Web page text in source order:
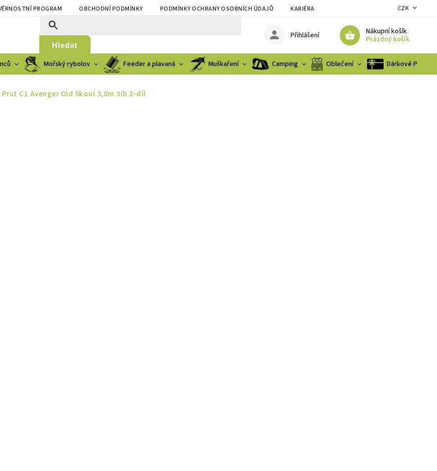
PROGRAM OBCHODNÍ PODMÍNKY PODMÍNKY OCHRANY OSOBNÍCH ÚDAJŮ KARIÉRA CZK
Hledat
Nákupní košík
Prázdný košík
Přihlášení
Mořský rybolov Feeder a plavaná Muškaření Camping Oblečení Dárkové
C1 Avenger Old Skool 3,0m 3lb 2-díl